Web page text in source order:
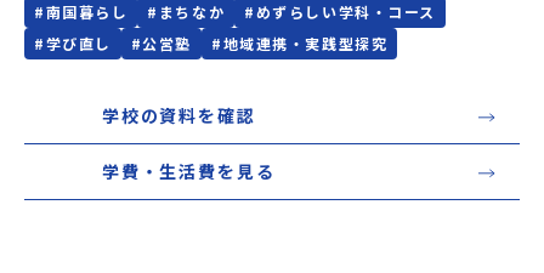
#南国暮らし # まちなか #めずらしい学科・コース
#学び直し #公営塾 #地域連携・実践型探究
学校の資料を確認
学費・生活費を見る